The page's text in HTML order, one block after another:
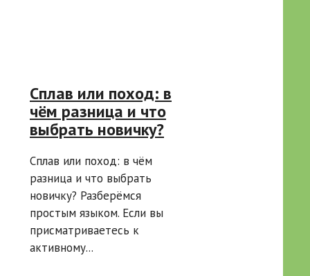
Сплав или поход: в
чём разница и что
выбрать новичку?
Сплав или поход: в чём
разница и что выбрать
новичку? Разберёмся
простым языком. Если вы
присматриваетесь к
активному...